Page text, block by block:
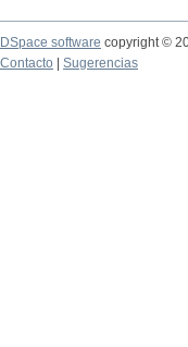
DSpace software copyright ©
Contacto
Sugerencias